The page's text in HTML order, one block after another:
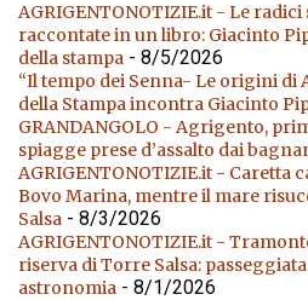
AGRIGENTONOTIZIE.it - Le
raccontate in un libro: Giacinto
della stampa - 8/5/2026
“Il tempo dei Senna- Le origini di
della Stampa incontra Giacinto
GRANDANGOLO - Agrigento,
spiagge prese d’assalto dai
AGRIGENTONOTIZIE.it - Caretta
Bovo Marina, mentre il mare
Salsa - 8/3/2026
AGRIGENTONOTIZIE.it -
riserva di Torre Salsa:
astronomia - 8/1/2026